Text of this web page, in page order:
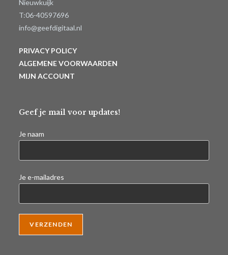
Nieuwkuijk
T:06-40597696
info@geefdigitaal.nl
PRIVACY POLICY
ALGEMENE VOORWAARDEN
MIJN ACCOUNT
Geef je mail voor updates!
Je naam
Je e-mailadres